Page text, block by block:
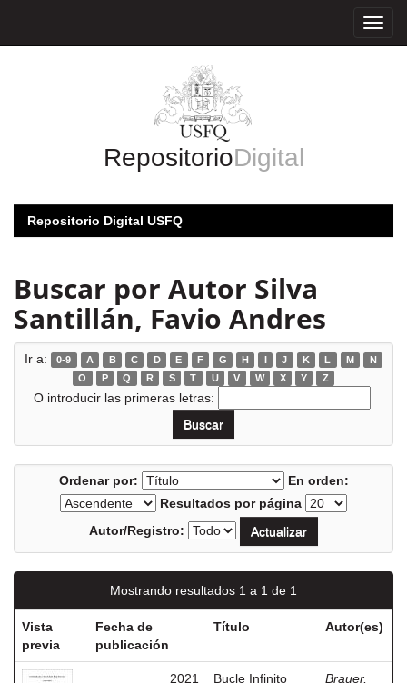
RepositorioDigital
Repositorio Digital USFQ
Buscar por Autor Silva
Santillán, Favio Andres
Ir a: 0-9 A B C D E F G H I J K L M
N
O
P Q R S T U V W X Y Z
O introducir las primeras letras:
Ordenar por:
En orden:
Resultados por página
Autor/Registro:
Mostrando resultados 1 a 1 de 1
Vista
previa
Fecha de
publicación
Título Autor(es)
2021 Bucle Infinito
Brauer,